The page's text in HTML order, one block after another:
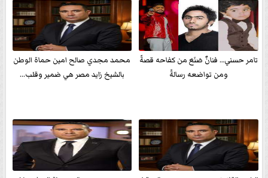
تامر حسني… فنانٌ صَنَعَ من كفاحه قصةً
ومن تواضعه رسالةً
محمد مجدي صالح امين حماة الوطن
بالشيخ زايد مصر هي ضمير وقلب...